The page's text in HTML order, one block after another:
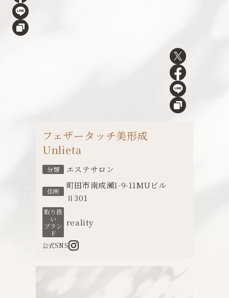
フェザータッチ美形成
Unlieta
分類 エステサロン
住所
町田市南成瀬1-9-11MUビル
Ⅱ301
取り扱
い
ブラン
ド
reality
公式SNS